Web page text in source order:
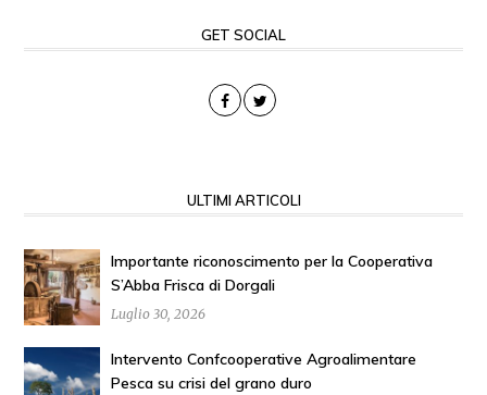
GET SOCIAL
ULTIMI ARTICOLI
Importante riconoscimento per la Cooperativa
S’Abba Frisca di Dorgali
Luglio 30, 2026
Intervento Confcooperative Agroalimentare
Pesca su crisi del grano duro